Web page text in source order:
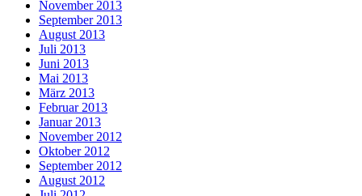
November 2013
September 2013
August 2013
Juli 2013
Juni 2013
Mai 2013
März 2013
Februar 2013
Januar 2013
November 2012
Oktober 2012
September 2012
August 2012